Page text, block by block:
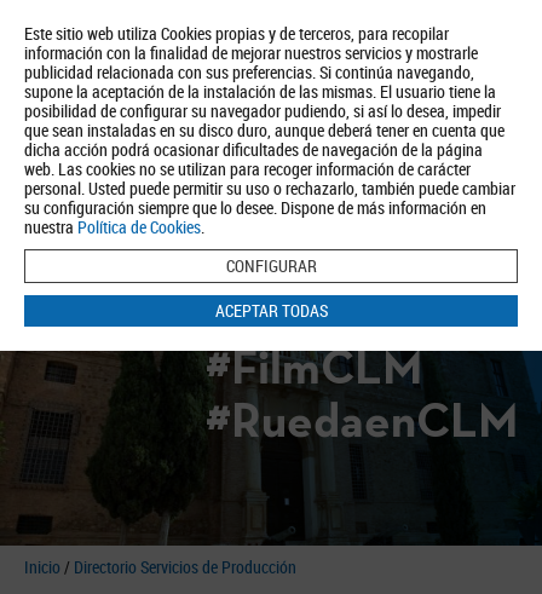
Este sitio web utiliza Cookies propias y de terceros, para recopilar
información con la finalidad de mejorar nuestros servicios y mostrarle
publicidad relacionada con sus preferencias. Si continúa navegando,
supone la aceptación de la instalación de las mismas. El usuario tiene la
posibilidad de configurar su navegador pudiendo, si así lo desea, impedir
que sean instaladas en su disco duro, aunque deberá tener en cuenta que
dicha acción podrá ocasionar dificultades de navegación de la página
web. Las cookies no se utilizan para recoger información de carácter
personal. Usted puede permitir su uso o rechazarlo, también puede cambiar
su configuración siempre que lo desee. Dispone de más información en
nuestra Política de Cookies.
CONFIGURAR
ACEPTAR TODAS
Quiénes somos Turismo Política de Privacidad Aviso Legal
Política de Cookies
BUSCAR
#FilmCLM
#RuedaenCLM
Inicio / Directorio Servicios de Producción